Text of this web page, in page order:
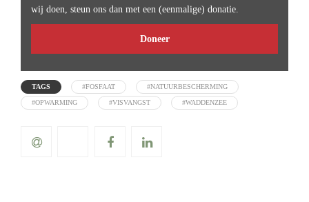
wij doen, steun ons dan met een (eenmalige) donatie.
Doneer
TAGS #FOSFAAT #NATUURBESCHERMING
#OPWARMING #VISVANGST #WADDENZEE